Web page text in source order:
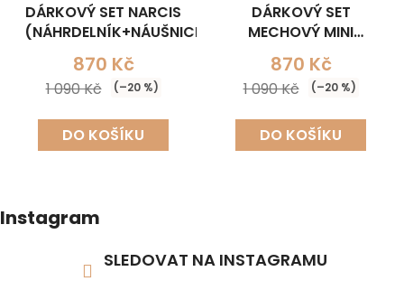
DÁRKOVÝ SET NARCIS
(NÁHRDELNÍK+NÁUŠNICE)
870 Kč
1 090 Kč (–20 %)
DO KOŠÍKU
DÁRKOVÝ SET
MECHOVÝ MINI
ELEGANT
870 Kč
1 090 Kč (–20 %)
DO KOŠÍKU
Instagram
SLEDOVAT NA INSTAGRAMU